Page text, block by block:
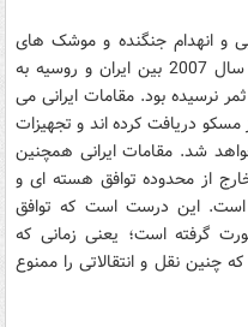
قابلیت ردیابی و انهدام جنگنده و موشک های
دشمن از فاصله 100 مایلی را دارد، در سال 2007 بین ایران و روسیه به
نرسیده بود. مقامات ایرانی می
مسکو دریافت کرده اند و تجهیزات
شد. مقامات ایرانی همچنین
از محدوده توافق هسته ای و
است. این درست است که توافق
اس 300 قبل از سال 2010 صورت گرفته است؛ یعنی زمانی که
نقل و انتقالاتی را ممنوع